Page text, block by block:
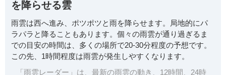
を降らせる雲
雨雲は西へ進み、ポツポツと雨を降らせます。局地的にパ
ラパラと降ることもあります。個々の雨雲が通り過ぎるま
での目安の時間は、多くの場所で20-30分程度の予想です。
この先、1時間程度は雨雲が発生しやすくなります。
「雨雲レーダー」は、最新の雨雲の動き、12時間、24時